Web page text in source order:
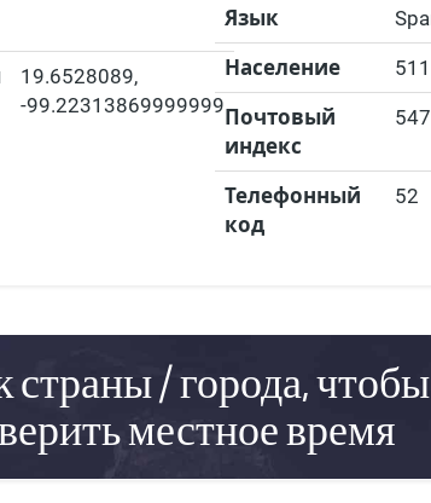
19.6528089,
-99.22313869999999
Язык
Население
Почтовый
индекс
Телефонный
код
52
страны / города, чтобы
местное время